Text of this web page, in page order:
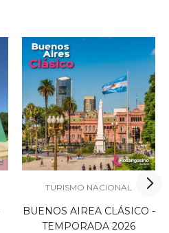
TURISMO NACIONAL
BUENOS AIREA CLÁSICO -
TEMPORADA 2026